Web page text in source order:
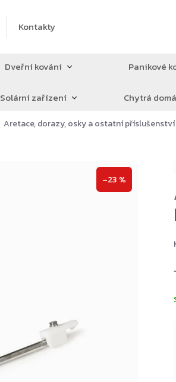
Kontakty
Dveřní kování Panikové
Solární zařízení Chytrá
Aretace, dorazy, osky a ostatní
–23 %